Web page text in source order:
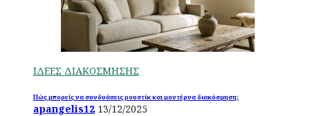
ΙΔΕΕΣ ΔΙΑΚΟΣΜΗΣΗΣ
Πώς μπορείς να συνδυάσεις ρουστίκ και μοντέρνα διακόσμηση;
apangelis12 13/12/2025